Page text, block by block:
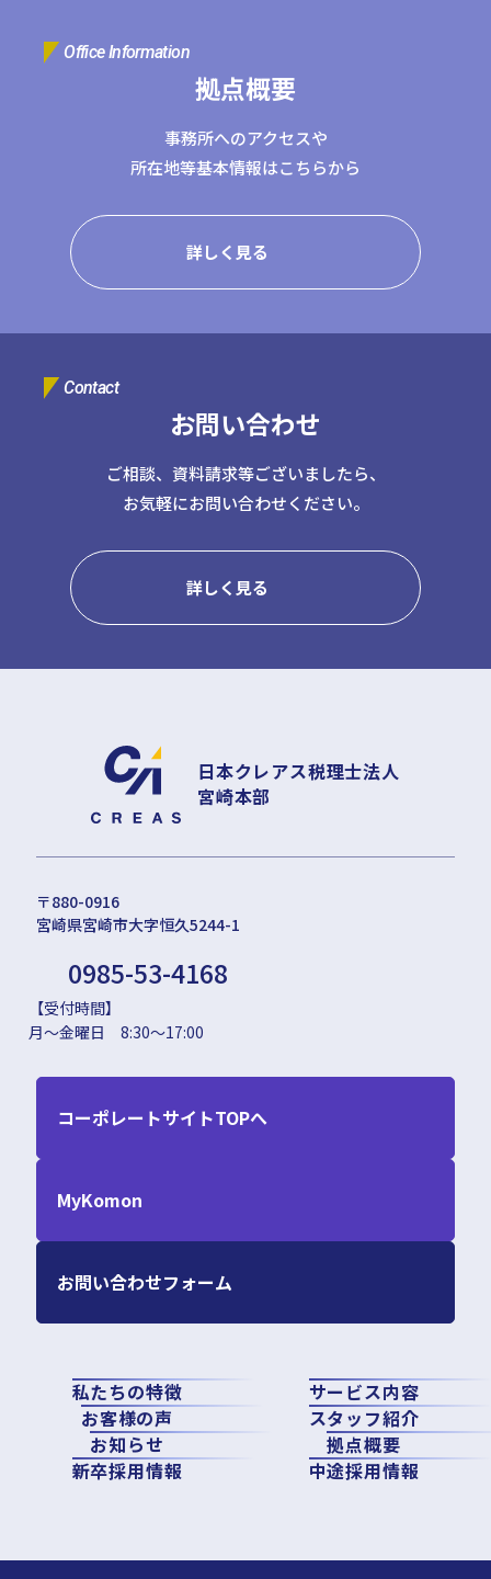
Office Information
拠点概要
事務所へのアクセスや
所在地等基本情報はこちらから
詳しく見る
Contact
お問い合わせ
ご相談、資料請求等ございましたら、
お気軽にお問い合わせください。
詳しく見る
日本クレアス税理士法人
宮崎本部
〒880-0916
宮崎県宮崎市大字恒久5244-1
0985-53-4168
【受付時間】
月～金曜日 8:30～17:00
私たちの特徴
サービス内容
お客様の声
スタッフ紹介
お知らせ
拠点概要
新卒採用情報
中途採用情報
コーポレートサイトTOPへ
MyKomon
お問い合わせフォーム